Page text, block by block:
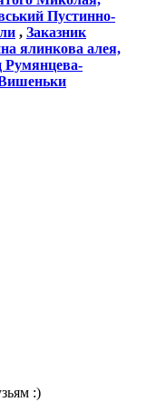
Пустинно-
, Заказник
ялинкова алея,
Румянцева-
:)